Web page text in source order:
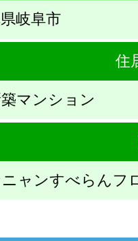
岐阜市
住
マンション
ニャンすべらんフ